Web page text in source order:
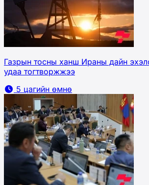
Газрын тосны ханш Ираны дайн
удаа тогтворжжээ
5 цагийн өмнө